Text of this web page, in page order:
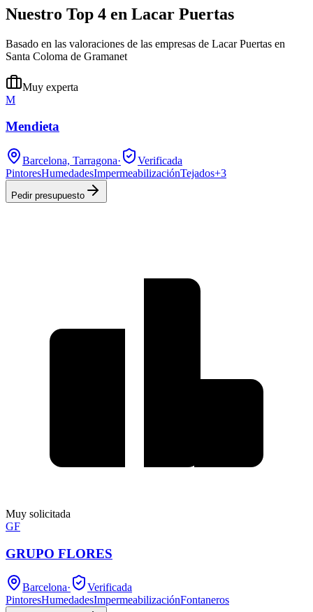
Nuestro Top 4 en Lacar Puertas
Basado en las valoraciones de las empresas de Lacar Puertas en
Santa Coloma de Gramanet
Muy experta
M
Mendieta
Barcelona, Tarragona·
Verificada
PintoresHumedadesImpermeabilizaciónTejados+3
Pedir presupuesto
Muy solicitada
GF
GRUPO FLORES
Barcelona·
Verificada
PintoresHumedadesImpermeabilizaciónFontaneros